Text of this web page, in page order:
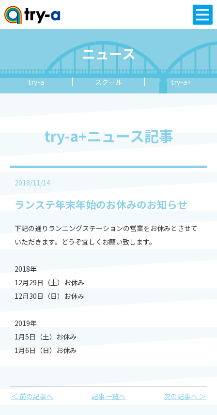
ニュース
try-a スクール try-a+
try-a+ニュース記事
2018/11/14
ランステ年末年始のお休みのお知らせ
下記の通りランニングステーションの営業をお休みとさせて
いただきます。どうぞ宜しくお願い致します。
2018年
12月29日（土）お休み
12月30日（日）お休み
2019年
1月5日（土）お休み
1月6日（日）お休み
＜ 前の記事へ 記事一覧へ 次の記事へ ＞